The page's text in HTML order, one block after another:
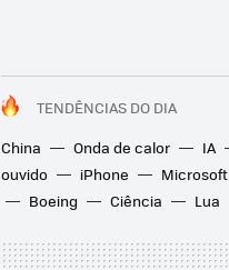
TENDÊNCIAS DO DIA
China
Onda de calor IA
ouvido
iPhone Microsoft
Boeing
Ciência Lua